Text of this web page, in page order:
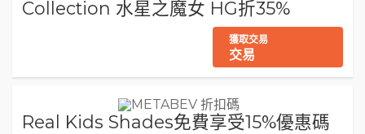
Collection 水星之魔女 HG折35%
獲取交易
交易
Real Kids Shades免費享受15%優惠碼